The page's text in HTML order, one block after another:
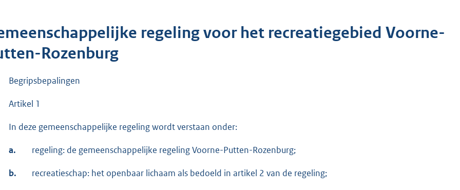
regeling voor het recreatiegebied Voorne-
Rozenburg
Begripsbepalingen
Artikel 1
In deze gemeenschappelijke regeling wordt verstaan onder:
a. regeling: de gemeenschappelijke regeling Voorne-Putten-Rozenburg;
b. recreatieschap: het openbaar lichaam als bedoeld in artikel 2 van de regeling;